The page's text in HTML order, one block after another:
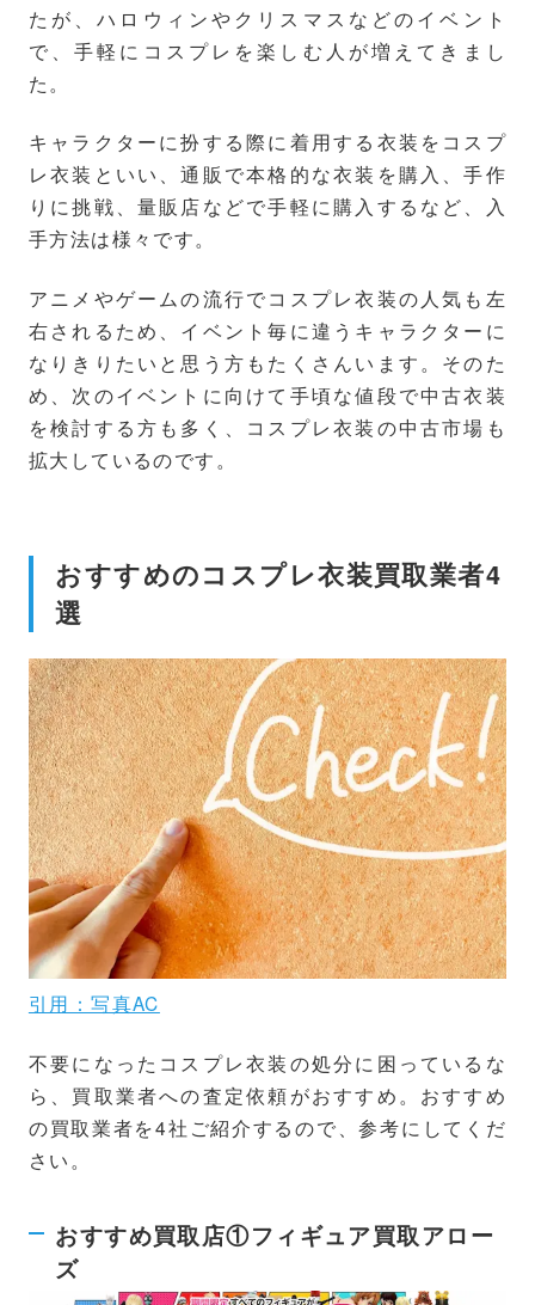
たが、ハロウィンやクリスマスなどのイベント
で、手軽にコスプレを楽しむ人が増えてきまし
た。
キャラクターに扮する際に着用する衣装をコスプ
レ衣装といい、通販で本格的な衣装を購入、手作
りに挑戦、量販店などで手軽に購入するなど、入
手方法は様々です。
アニメやゲームの流行でコスプレ衣装の人気も左
右されるため、イベント毎に違うキャラクターに
なりきりたいと思う方もたくさんいます。そのた
め、次のイベントに向けて手頃な値段で中古衣装
を検討する方も多く、コスプレ衣装の中古市場も
拡大しているのです。
おすすめのコスプレ衣装買取業者4
選
引用：写真AC
不要になったコスプレ衣装の処分に困っているな
ら、買取業者への査定依頼がおすすめ。おすすめ
の買取業者を4社ご紹介するので、参考にしてくだ
さい。
おすすめ買取店①フィギュア買取アロー
ズ